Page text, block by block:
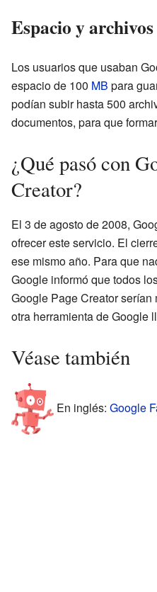
Espacio y archivos
Los usuarios que usaban
espacio de 100 MB para
podían subir hasta 500
documentos, para que
¿Qué pasó con
Creator?
El 3 de agosto de 2008,
ofrecer este servicio. El
ese mismo año. Para que
Google informó que todos
Google Page Creator
otra herramienta de Google
Véase también
En inglés: Google